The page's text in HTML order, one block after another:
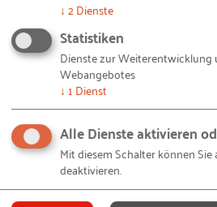
Zukunftsfähig ist oder wird
durch die Betrachtung und
Dimensionen des
immer wieder inspirierend
viele Unternehmen wir
dürfen, die diesbezüglich mit
vorangehen. Aber wir
Unternehmen „mit viel
Sinne. Manch eines sucht
↓ 2Dienste
Statistiken
Dienste zur Weiterentwicklung
Webangebotes
↓ 1 Dienst
Alle Dienste aktivieren
Mit diesem Schalter können
deaktivieren.